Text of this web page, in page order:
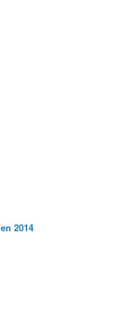
2014